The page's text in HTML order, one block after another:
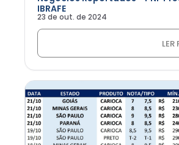
IBRAFE
23 de out. de 2024
LER